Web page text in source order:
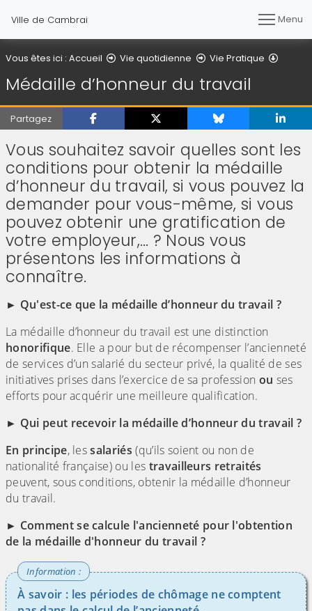
Ville de Cambrai Menu
Vous êtes ici : Accueil Vie quotidienne Vie Pratique
Médaille d’honneur du travail
Partagez
Vous souhaitez savoir quelles sont les
conditions pour obtenir la médaille
d’honneur du travail, si vous pouvez la
demander pour vous-même, si vous
pouvez obtenir une gratification de
votre employeur,… ? Nous vous
présentons les informations à
connaître.
► Qu'est-ce que la médaille d’honneur du travail ?
La médaille d’honneur du travail est une distinction
honorifique. Elle a pour but de récompenser l’ancienneté
de services d’un salarié du secteur privé, la qualité de ses
initiatives prises dans l’exercice de sa profession ou ses
efforts pour acquérir une meilleure qualification.
► Qui peut recevoir la médaille d’honneur du travail ?
En principe, lessalariés (qu’ils soient ou non de
nationalité française) ou les travailleurs retraités
peuvent, sous conditions, obtenir la médaille d’honneur
du travail.
► Comment se calcule l'ancienneté pour l'obtention
de la médaille d'honneur du travail ?
À savoir : les périodes de chômage ne comptent